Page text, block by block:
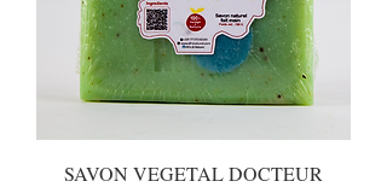
SAVON VEGETAL DOCTEUR